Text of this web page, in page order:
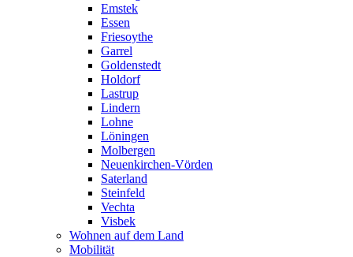
Emstek
Essen
Friesoythe
Garrel
Goldenstedt
Holdorf
Lastrup
Lindern
Lohne
Löningen
Molbergen
Neuenkirchen-Vörden
Saterland
Steinfeld
Vechta
Visbek
Wohnen auf dem Land
Mobilität